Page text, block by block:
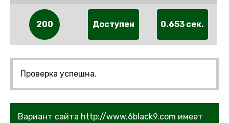
200 Доступен 0.653 сек.
Проверка успешна.
Вариант сайта http://www.6black9.com имеет